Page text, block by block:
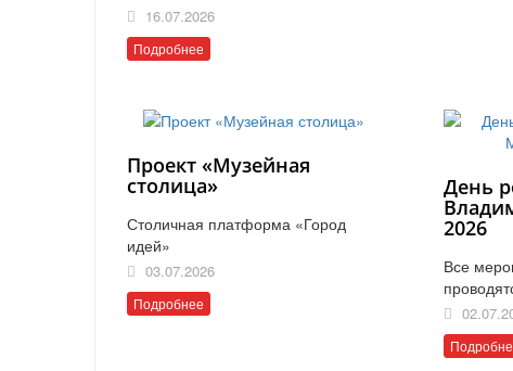
16.07.2026
Подробнее
Проект «Музейная
столица»
Столичная платформа «Город
идей»
03.07.2026
Подробнее
День
2026
Все